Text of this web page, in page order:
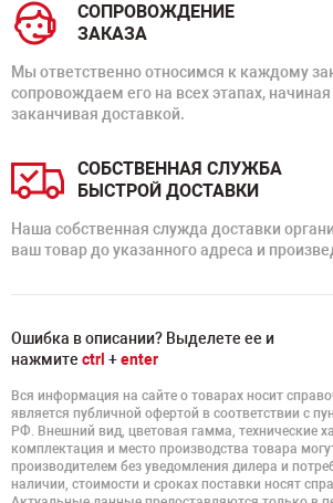
СОПРОВОЖДЕНИЕ
ЗАКАЗА
Мы ответственно относимся к каждому
сопровождаем его на всех этапах,
заканчивая доставкой.
СОБСТВЕННАЯ СЛУЖБА
БЫСТРОЙ ДОСТАВКИ
Наша собственная служда доставки
ваш товар до указанного адреса и
Ошибка в описании? Выделете ее и
нажмите ctrl +enter
Вся информация на сайте о товарах носит
является публичной офертой в соответствии с
РФ. Внешний вид, цветовая гамма, технические
комплектация и место производства товара
производителем без уведомления дилера и
наличии, стоимости и сроках поставки носят